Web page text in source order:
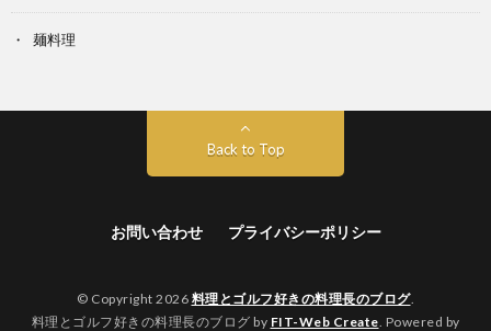
麺料理
Back to Top
お問い合わせ プライバシーポリシー
© Copyright 2026 料理とゴルフ好きの料理長のブログ.
料理とゴルフ好きの料理長のブログ by FIT-Web Create. Powered by